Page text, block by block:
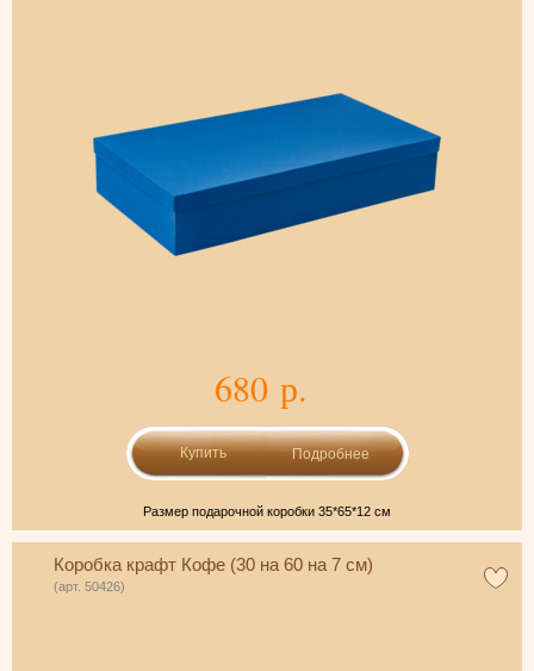
680 р.
Подробнее
Размер подарочной коробки 35*65*12 см
Коробка крафт Кофе (30 на 60 на 7 см)
(арт. 50426)